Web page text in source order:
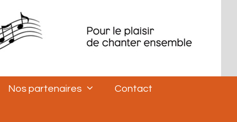
Nos partenaires Contact